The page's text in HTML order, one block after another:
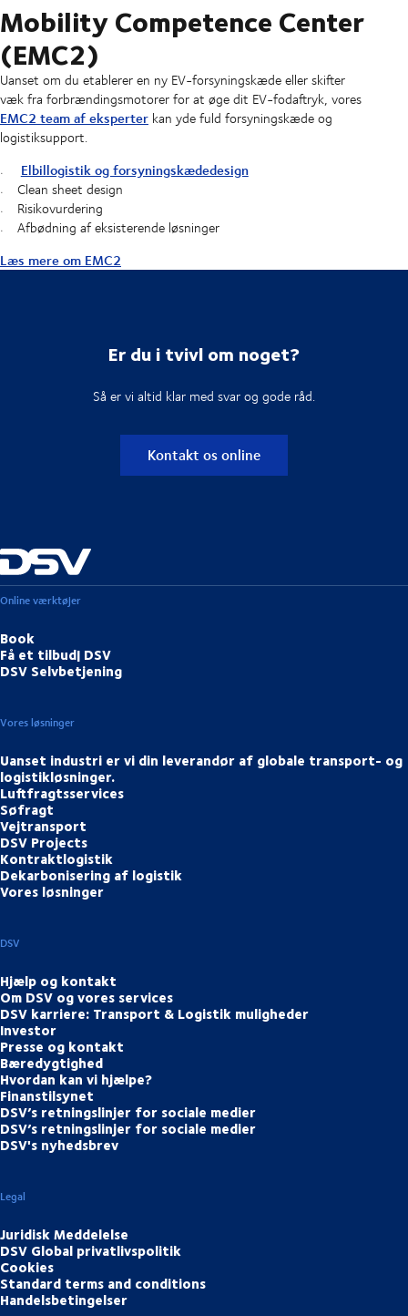
Mobility Competence Center
(EMC2)
Uanset om du etablerer en ny EV-forsyningskæde eller skifter
væk fra forbrændingsmotorer for at øge dit EV-fodaftryk, vores
EMC2 team af eksperter kan yde fuld forsyningskæde og
logistiksupport.
Elbillogistik og forsyningskædedesign
Clean sheet design
Risikovurdering
Afbødning af eksisterende løsninger
Læs mere om EMC2
Er du i tvivl om noget?
Så er vi altid klar med svar og gode råd.
Kontakt os online
Online værktøjer
Book
Få et tilbud| DSV
DSV Selvbetjening
Vores løsninger
Uanset industri er vi din leverandør af globale transport- og
logistikløsninger.
Luftfragtsservices
Søfragt
Vejtransport
DSV Projects
Kontraktlogistik
Dekarbonisering af logistik
Vores løsninger
DSV
Hjælp og kontakt
Om DSV og vores services
DSV karriere: Transport & Logistik muligheder
Investor
Presse og kontakt
Bæredygtighed
Hvordan kan vi hjælpe?
Finanstilsynet
DSV’s retningslinjer for sociale medier
DSV’s retningslinjer for sociale medier
DSV's nyhedsbrev
Legal
Juridisk Meddelelse
DSV Global privatlivspolitik
Cookies
Standard terms and conditions
Handelsbetingelser